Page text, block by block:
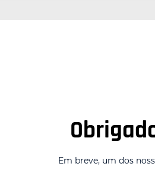
Em breve, um dos